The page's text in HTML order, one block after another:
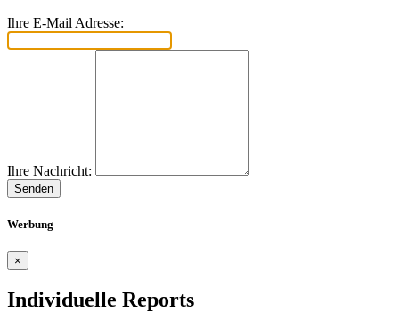
Ihre E-Mail Adresse:
Ihre Nachricht:
Senden
Werbung
×
Individuelle Reports